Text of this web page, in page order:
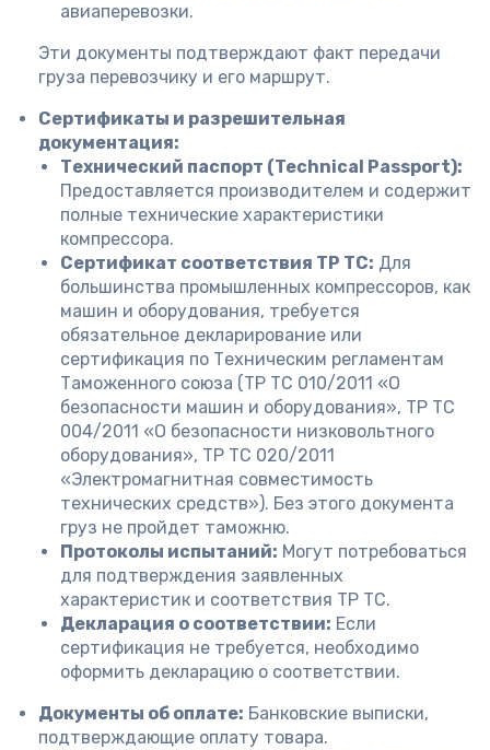
авиаперевозки.
Эти документы подтверждают факт передачи
груза перевозчику и его маршрут.
Сертификаты и разрешительная
документация:
Технический паспорт (Technical Passport):
Предоставляется производителем и содержит
полные технические характеристики
компрессора.
Сертификат соответствия ТР ТС: Для
большинства промышленных компрессоров, как
машин и оборудования, требуется
обязательное декларирование или
сертификация по Техническим регламентам
Таможенного союза (ТР ТС 010/2011 «О
безопасности машин и оборудования», ТР ТС
004/2011 «О безопасности низковольтного
оборудования», ТР ТС 020/2011
«Электромагнитная совместимость
технических средств»). Без этого документа
груз не пройдет таможню.
Протоколы испытаний: Могут потребоваться
для подтверждения заявленных
характеристик и соответствия ТР ТС.
Декларация о соответствии: Если
сертификация не требуется, необходимо
оформить декларацию о соответствии.
Документы об оплате: Банковские выписки,
подтверждающие оплату товара.